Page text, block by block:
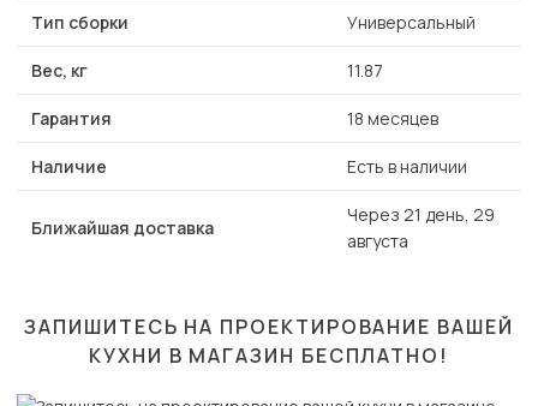
Тип сборки Универсальный
Вес, кг 11.87
Гарантия 18 месяцев
Наличие Есть в наличии
Ближайшая доставка
Через 21 день, 29
августа
ЗАПИШИТЕСЬ НА ПРОЕКТИРОВАНИЕ ВАШЕЙ
КУХНИ В МАГАЗИН БЕСПЛАТНО!